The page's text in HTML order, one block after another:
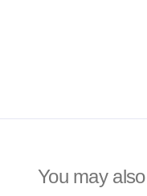
You may